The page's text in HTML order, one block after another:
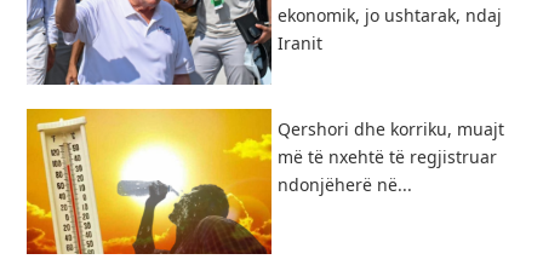
ekonomik, jo ushtarak, ndaj
Iranit
Qershori dhe korriku, muajt
më të nxehtë të regjistruar
ndonjëherë në...